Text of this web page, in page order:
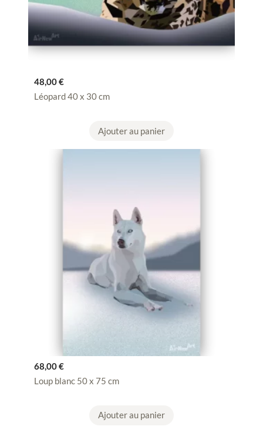
48,00€
Léopard 40 x 30 cm
Ajouter au panier
68,00€
Loup blanc 50 x 75 cm
Ajouter au panier